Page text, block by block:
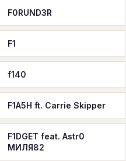
F0RUND3R
F1
f140
F1A5H ft. Carrie Skipper
F1DGET feat. Astr0
МИЛЯ82